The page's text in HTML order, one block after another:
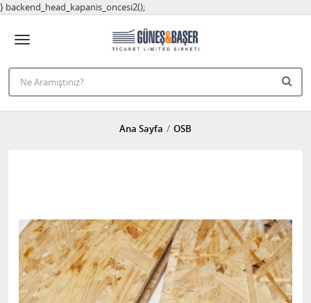
} backend_head_kapanis_oncesi2();
Ana Sayfa OSB